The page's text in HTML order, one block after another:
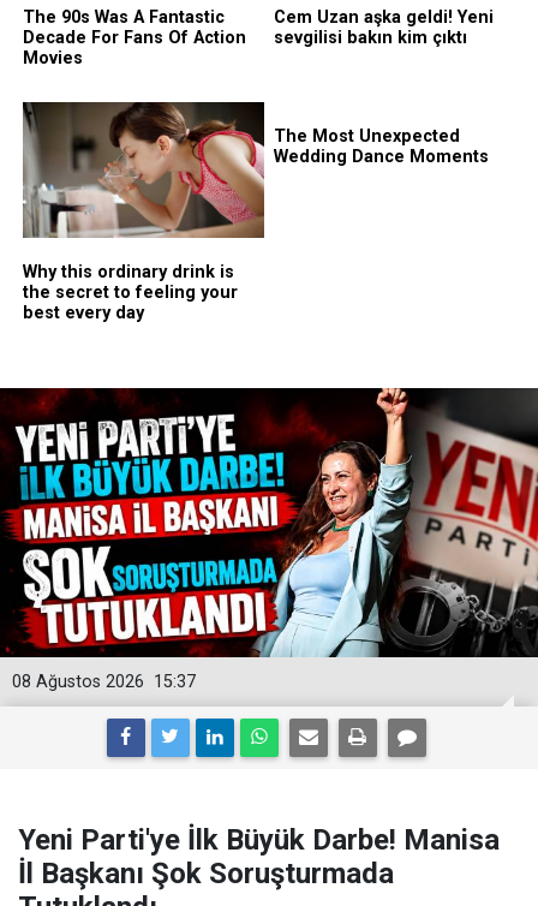
15:37
08 Ağustos 2026
Yeni Parti'ye İlk Büyük Darbe! Manisa
İl Başkanı Şok Soruşturmada